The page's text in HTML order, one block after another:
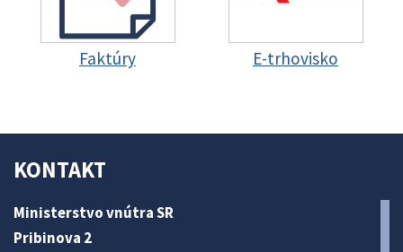
Faktúry E-trhovisko
KONTAKT
Ministerstvo vnútra SR
Pribinova 2